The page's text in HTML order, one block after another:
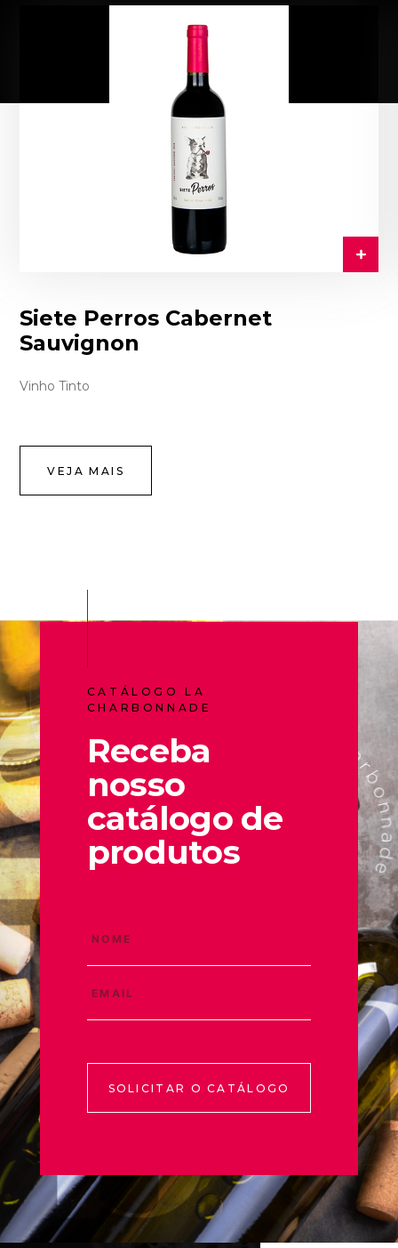
Siete Perros Cabernet
Sauvignon
Vinho Tinto
VEJA MAIS
CATÁLOGO LA
CHARBONNADE
Receba
nosso
catálogo de
produtos
SOLICITAR O CATÁLOGO